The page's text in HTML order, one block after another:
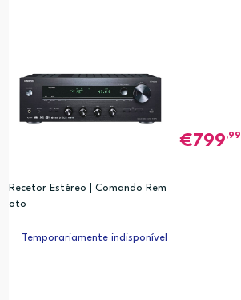
Recetor Estéreo | Comando Rem
oto
799,99
Temporariamente indisponível